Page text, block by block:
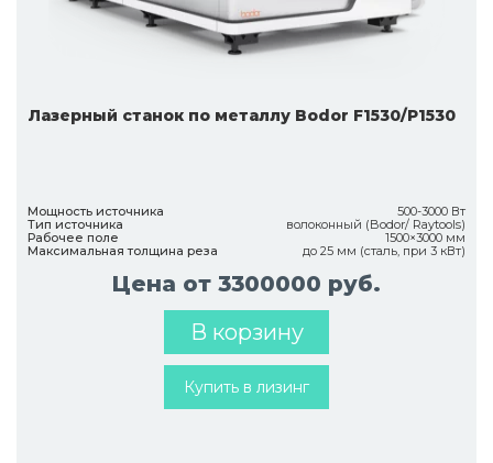
Лазерный станок по металлу Bodor F1530/P1530
Мощность источника
500-3000 Вт
Тип источника
волоконный (Bodor/ Raytools)
Рабочее поле
1500×3000 мм
Максимальная толщина реза
до 25 мм (сталь, при 3 кВт)
Цена от 3300000 руб.
В корзину
Купить в лизинг